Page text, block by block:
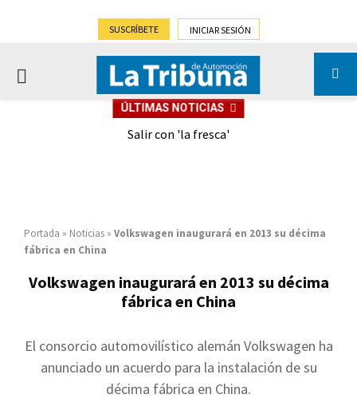
SUSCRÍBETE INICIAR SESIÓN
PRIMARY
ÚLTIMAS NOTICIAS
Salir con 'la fresca'
Portada » Noticias » Volkswagen inaugurará en 2013 su décima
fábrica en China
Volkswagen inaugurará en 2013 su décima
fábrica en China
El consorcio automovilístico alemán Volkswagen ha
anunciado un acuerdo para la instalación de su
décima fábrica en China.